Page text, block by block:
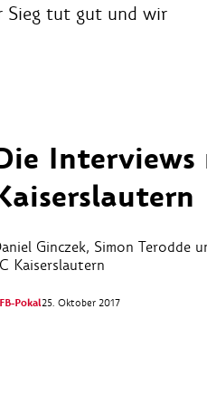
Sieg tut gut und wir
Interviews
Ginczek, Simon Terodde
Kaiserslautern
Pokal25. Oktober 2017